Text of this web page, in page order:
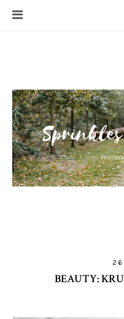
BEAUTY: